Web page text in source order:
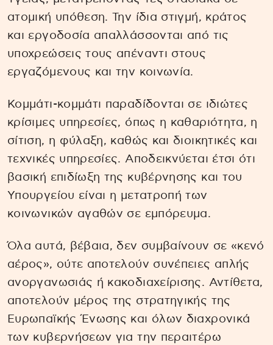
ατομική υπόθεση. Την ίδια στιγμή, κράτος
και εργοδοσία απαλλάσσονται από τις
υποχρεώσεις τους απέναντι στους
εργαζόμενους και την κοινωνία.
Κομμάτι-κομμάτι παραδίδονται σε ιδιώτες
κρίσιμες υπηρεσίες, όπως η καθαριότητα, η
σίτιση, η φύλαξη, καθώς και διοικητικές και
τεχνικές υπηρεσίες. Αποδεικνύεται έτσι ότι
βασική επιδίωξη της κυβέρνησης και του
Υπουργείου είναι η μετατροπή των
κοινωνικών αγαθών σε εμπόρευμα.
Όλα αυτά, βέβαια, δεν συμβαίνουν σε «κενό
αέρος», ούτε αποτελούν συνέπειες απλής
ανοργανωσιάς ή κακοδιαχείρισης. Αντίθετα,
αποτελούν μέρος της στρατηγικής της
Ευρωπαϊκής Ένωσης και όλων διαχρονικά
των κυβερνήσεων για την περαιτέρω